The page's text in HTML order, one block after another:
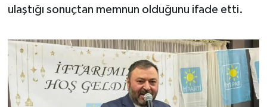
ulaştığı sonuçtan memnun olduğunu ifade etti.